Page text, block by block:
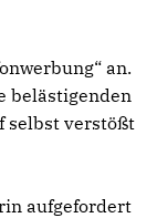
an.
belästigenden
selbst verstößt
aufgefordert